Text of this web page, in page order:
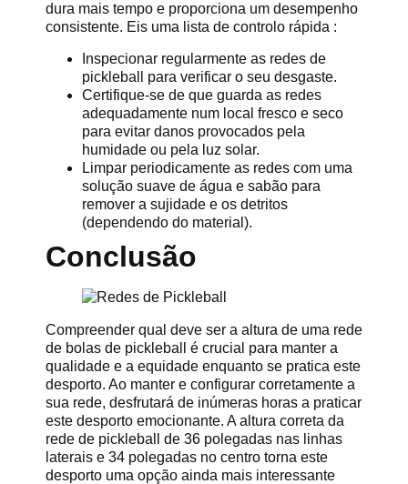
dura mais tempo e proporciona um desempenho
consistente. Eis uma lista de controlo rápida :
Inspecionar regularmente as redes de
pickleball para verificar o seu desgaste.
Certifique-se de que guarda as redes
adequadamente num local fresco e seco
para evitar danos provocados pela
humidade ou pela luz solar.
Limpar periodicamente as redes com uma
solução suave de água e sabão para
remover a sujidade e os detritos
(dependendo do material).
Conclusão
Compreender qual deve ser a altura de uma rede
de bolas de pickleball é crucial para manter a
qualidade e a equidade enquanto se pratica este
desporto. Ao manter e configurar corretamente a
sua rede, desfrutará de inúmeras horas a praticar
este desporto emocionante. A altura correta da
rede de pickleball de 36 polegadas nas linhas
laterais e 34 polegadas no centro torna este
desporto uma opção ainda mais interessante